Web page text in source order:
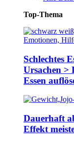
Top-Thema
Schlechtes
Ursachen >
Essen
Dauerhaft
Effekt